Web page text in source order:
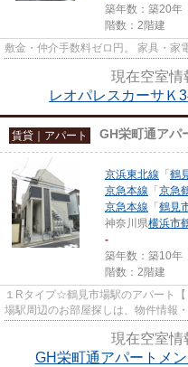
築年数：築20年
階数：2階建
敷金・仲介手数料ゼロ円。 家具・家
現在空室情
レオパレスカーサＫ
賃貸｜アパート GH栄町通アパ
京浜東北線 「 鶴
京急本線 「 京急
京急本線 「 鶴見
神奈川県横浜市
-
築年数：築10年
階数：2階建
１Rタイプ☆鶴見市場駅のアパート
場駅周辺のお部屋探しは、物件情報
現在空室情
GH栄町通アパートメ